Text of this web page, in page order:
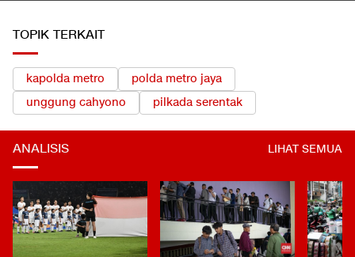
TOPIK TERKAIT
kapolda metro
polda metro jaya
unggung cahyono
pilkada serentak
ANALISIS LIHAT SEMUA